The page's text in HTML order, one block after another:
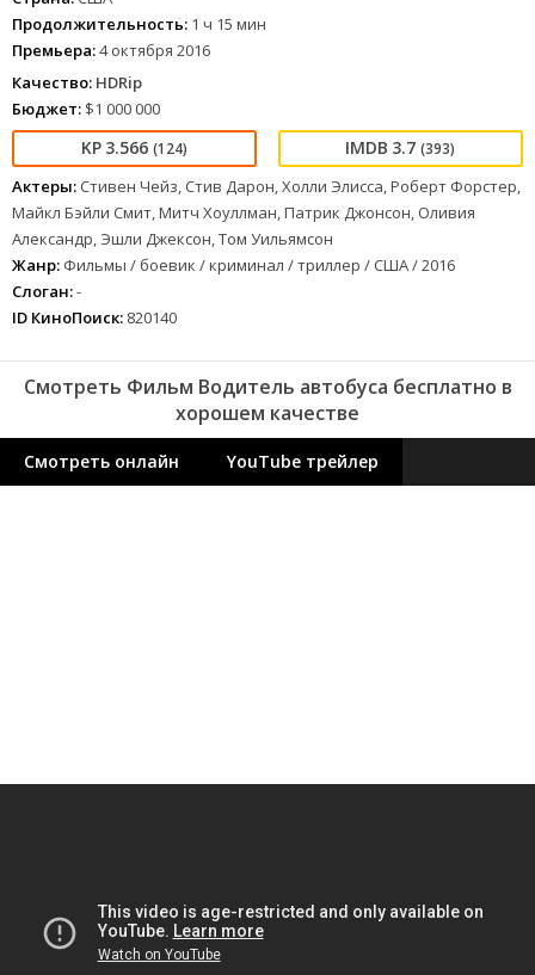
Продолжительность: 1 ч 15 мин
Премьера:4 октября 2016
Качество: HDRip
Бюджет: $1 000 000
3.566 (124) 3.7 (393)
Актеры: Стивен Чейз, Стив Дарон, Холли Элисса, Роберт Форстер,
Майкл Бэйли Смит, Митч Хоуллман, Патрик Джонсон, Оливия
Александр, Эшли Джексон, Том Уильямсон
Жанр: Фильмы / боевик / криминал / триллер / США / 2016
Слоган:-
ID КиноПоиск: 820140
Смотреть Фильм Водитель автобуса бесплатно в
хорошем качестве
Смотреть онлайн YouTube трейлер